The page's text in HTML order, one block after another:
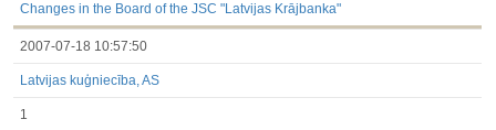
Changes in the Board of the JSC "Latvijas Krājbanka"
2007-07-18 10:57:50
Latvijas kuģniecība, AS
1